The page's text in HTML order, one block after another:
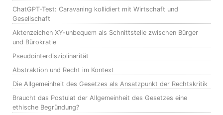
ChatGPT-Test: Caravaning kollidiert mit Wirtschaft und
Gesellschaft
Aktenzeichen XY-unbequem als Schnittstelle zwischen Bürger
und Bürokratie
Pseudointerdisziplinarität
Abstraktion und Recht im Kontext
Die Allgemeinheit des Gesetzes als Ansatzpunkt der Rechtskritik
Braucht das Postulat der Allgemeinheit des Gesetzes eine
ethische Begründung?